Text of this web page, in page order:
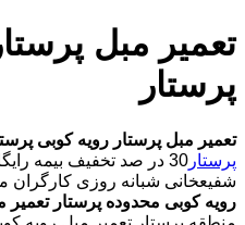
تعمیر مبل
پرستار
تعمیر مبل پرستار رویه کوبی
پرستار
شفیعخانی شبانه روزی کارگران
رویه کوبی محدوده پرستار تعمیر